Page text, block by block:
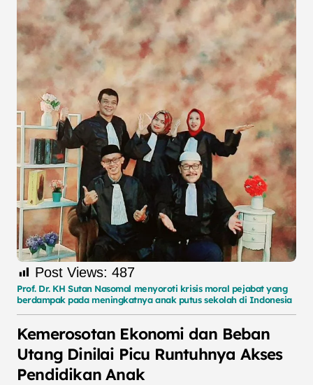
Post Views: 487
Prof. Dr. KH Sutan Nasomal menyoroti krisis moral pejabat yang
berdampak pada meningkatnya anak putus sekolah di Indonesia
Kemerosotan Ekonomi dan Beban
Utang Dinilai Picu Runtuhnya Akses
Pendidikan Anak